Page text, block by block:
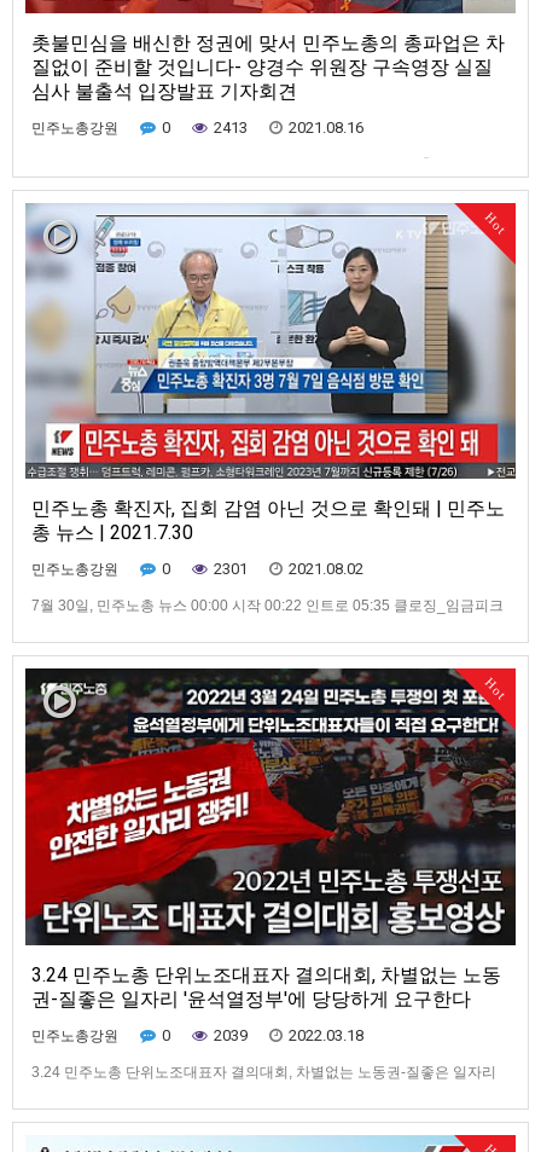
촛불민심을 배신한 정권에 맞서 민주노총의 총파업은 차
질없이 준비할 것입니다- 양경수 위원장 구속영장 실질
심사 불출석 입장발표 기자회견
민주노총강원 0 2413 2021.08.16
양경수 위원장 입장발표 전문저는 오늘 구속영장 실질심사에 출석하지 않습
니다. 법원에 출석하여 구속영장의 적절성 여부를 따지는 것보다, 당장 노동
자들이 받는 고통을 해결하는 것이 더욱 절박하다고 판단했기 때문입니다.
정부의 방역책임 전가, 민주주의의 훼손, 노동자 문제의 외면을 방관할 수 없
기 때문입니다. 가만히 있으라는 권력의 협박에 굴복하지 않을 것입니다…
Hot
민주노총 확진자, 집회 감염 아닌 것으로 확인돼 | 민주노
총 뉴스 | 2021.7.30
민주노총강원 0 2301 2021.08.02
7월 30일, 민주노총 뉴스 00:00 시작 00:22 인트로 05:35 클로징_임금피크
Hot
3.24 민주노총 단위노조대표자 결의대회, 차별없는 노동
권-질좋은 일자리 '윤석열정부'에 당당하게 요구한다
민주노총강원 0 2039 2022.03.18
3.24 민주노총 단위노조대표자 결의대회, 차별없는 노동권-질좋은 일자리